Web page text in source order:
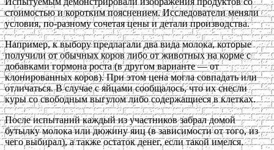
стоимостью и коротким пояснением. Исследователи меняли
условия, по-разному сочетая цены и детали производства.
Например, к выбору предлагали два вида молока, которые
получили от обычных коров либо от животных на корме с
добавками гормона роста (в другом варианте — от
клонированных коров). При этом цена могла совпадать или
отличаться. В случае с яйцами сообщалось, что их снесли
куры со свободным выгулом либо содержащиеся в клетках.
После испытаний каждый из участников забрал домой
бутылку молока или дюжину яиц (в зависимости от того, из
чего выбирал), а также остаток денег, если такой имелся.